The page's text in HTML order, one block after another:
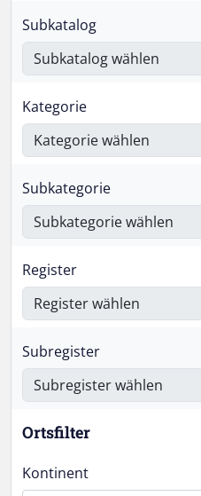
Subkatalog
Kategorie
Subkategorie
Register
Subregister
Ortsfilter
Kontinent